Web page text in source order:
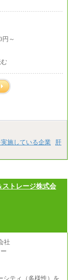
～
施している企業
肝
トレージ株式会
シティ（多様性）を